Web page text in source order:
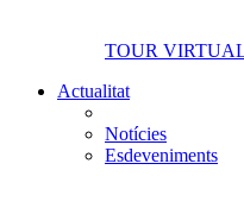
TOUR
Actualitat
Notícies
Esdeveniments